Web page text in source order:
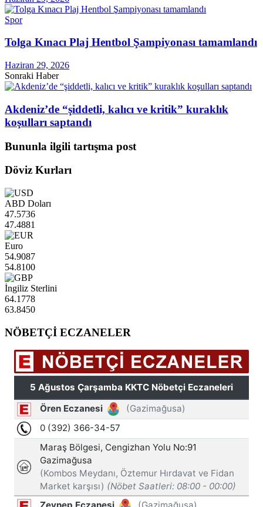
Spor
Tolga Kınacı Plaj Hentbol Şampiyonası tamamlandı
Haziran 29, 2026
Sonraki Haber
Akdeniz’de “şiddetli, kalıcı ve kritik” kuraklık
koşulları saptandı
Bununla ilgili tartışma post
Döviz Kurları
ABD Doları
47.5736
47.4881
Euro
54.9087
54.8100
İngiliz Sterlini
64.1778
63.8450
NÖBETÇİ ECZANELER